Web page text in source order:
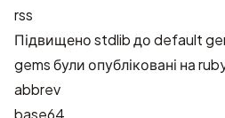
rss
Підвищено stdlib до default
gems були опубліковані на
abbrev
base64